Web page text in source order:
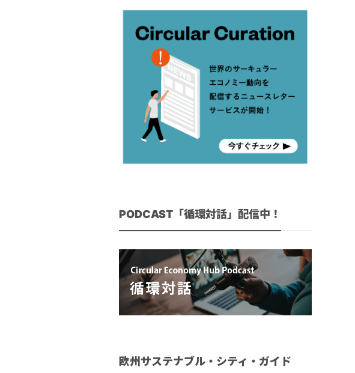
PODCAST「循環対話」配信中！
欧州サステナブル・シティ・ガイド